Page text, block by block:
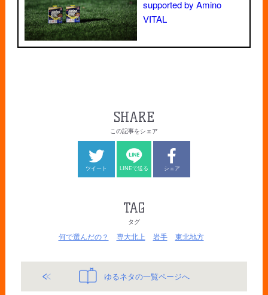
supported by Amino
VITAL
SHARE
この記事をシェア
ツイート LINEで送る シェア
TAG
タグ
何で選んだの？ 専大北上 岩手 東北地方
ゆるネタの一覧ページへ